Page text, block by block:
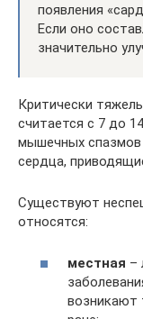
появления
Если оно
значительно
Критически
считается с 7 до
мышечных спазмов
сердца,
Существуют
относятся:
местная –
возникают